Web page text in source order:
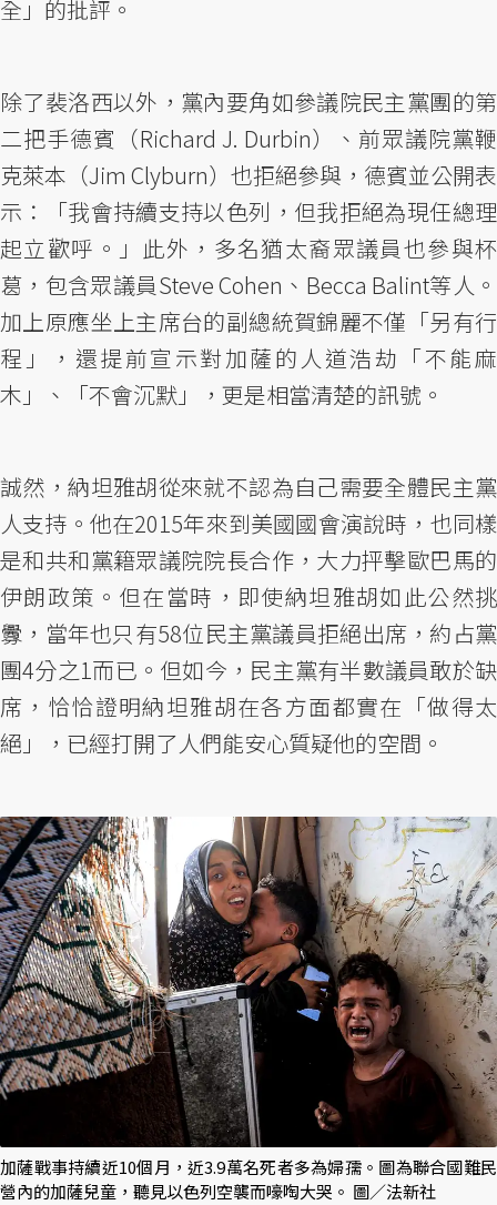
全」的批評。
除了裴洛西以外，黨內要角如參議院民主黨團的第
二把手德賓（Richard J. Durbin）、前眾議院黨鞭
克萊本（Jim Clyburn）也拒絕參與，德賓並公開表
示：「我會持續支持以色列，但我拒絕為現任總理
起立歡呼。」此外，多名猶太裔眾議員也參與杯
葛，包含眾議員Steve Cohen、Becca Balint等人。
加上原應坐上主席台的副總統賀錦麗不僅「另有行
程」，還提前宣示對加薩的人道浩劫「不能麻
木」、「不會沉默」，更是相當清楚的訊號。
誠然，納坦雅胡從來就不認為自己需要全體民主黨
人支持。他在2015年來到美國國會演說時，也同樣
是和共和黨籍眾議院院長合作，大力抨擊歐巴馬的
伊朗政策。但在當時，即使納坦雅胡如此公然挑
釁，當年也只有58位民主黨議員拒絕出席，約占黨
團4分之1而已。但如今，民主黨有半數議員敢於缺
席，恰恰證明納坦雅胡在各方面都實在「做得太
絕」，已經打開了人們能安心質疑他的空間。
加薩戰事持續近10個月，近3.9萬名死者多為婦孺。圖為聯合國難民
營內的加薩兒童，聽見以色列空襲而嚎啕大哭。 圖／法新社